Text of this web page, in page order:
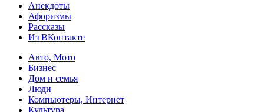
Анекдоты
Афоризмы
Рассказы
Из ВКонтакте
Авто, Мото
Бизнес
Дом и семья
Люди
Компьютеры, Интернет